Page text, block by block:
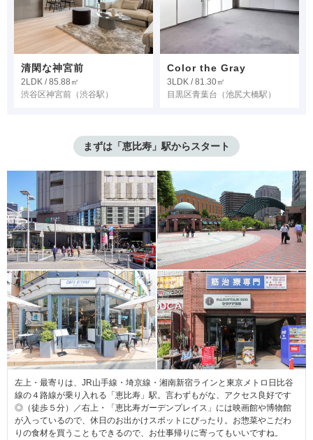
清閑な神宮前
2LDK / 85.88㎡
渋谷区神宮前 （渋谷駅）
Color the Gray
3LDK / 81.30㎡
目黒区青葉台 （池尻大橋駅）
まずは「恵比寿」駅からスタート
左上・最寄りは、JR山手線・埼京線・湘南新宿ラインと東京メトロ日比谷
線の４路線が乗り入れる「恵比寿」駅。言わずもがな、アクセス良好です
◎（徒歩５分）／右上・「恵比寿ガーデンプレイス」には映画館や博物館
が入っているので、休日のお出かけスポットにぴったり。お惣菜やこだわ
りの食材を買うこともできるので、お仕事帰りに寄ってもいいですね。